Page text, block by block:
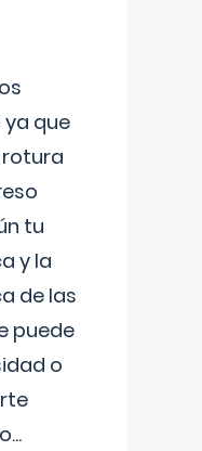
que
tu
y la
de las
puede
o
...